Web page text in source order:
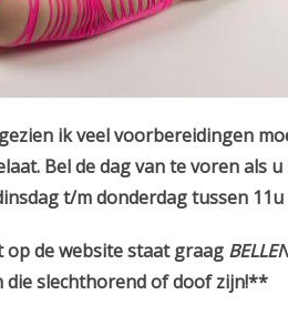
ik veel voorbereidingen
Bel de dag van te voren als
t/m donderdag tussen
de website staat graag
die slechthorend of doof zijn!**